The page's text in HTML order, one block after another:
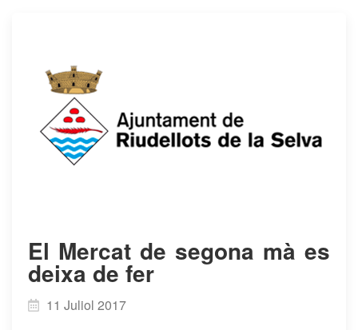
El Mercat de segona mà es
deixa de fer
11 Juliol 2017